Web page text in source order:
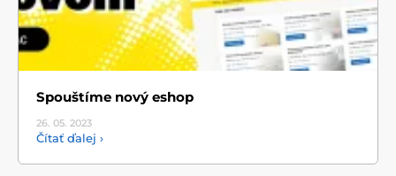
Spouštíme nový eshop
26. 05. 2023
Čítať ďalej ›